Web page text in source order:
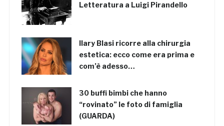
Letteratura a Luigi Pirandello
Ilary Blasi ricorre alla chirurgia
estetica: ecco come era prima e
com’è adesso…
30 buffi bimbi che hanno
“rovinato” le foto di famiglia
(GUARDA)